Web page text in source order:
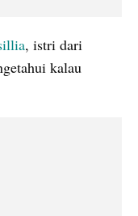
, istri dari
kalau